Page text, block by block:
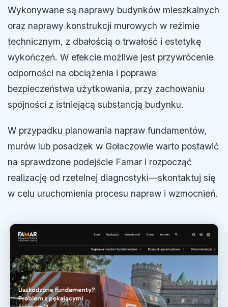
Wykonywane są naprawy budynków mieszkalnych
oraz naprawy konstrukcji murowych w reżimie
technicznym, z dbałością o trwałość i estetykę
wykończeń. W efekcie możliwe jest przywrócenie
odporności na obciążenia i poprawa
bezpieczeństwa użytkowania, przy zachowaniu
spójności z istniejącą substancją budynku.
W przypadku planowania napraw fundamentów,
murów lub posadzek w Gołaczowie warto postawić
na sprawdzone podejście Famar i rozpocząć
realizację od rzetelnej diagnostyki—skontaktuj się
w celu uruchomienia procesu napraw i wzmocnień.